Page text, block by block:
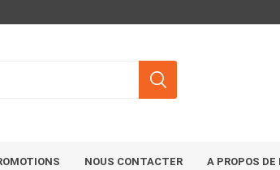
NOUS CONTACTER A PROPOS